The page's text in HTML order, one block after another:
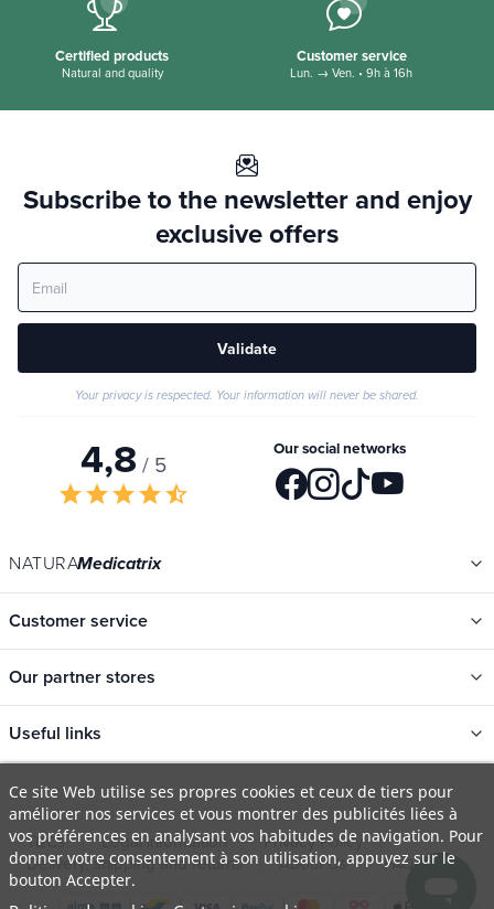
Certified products
Natural and quality
Customer service
Lun. → Ven. • 9h à 16h
Subscribe to the newsletter and enjoy
exclusive offers
Validate
Your privacy is respected. Your information will never be shared.
4,8 / 5
starstarstarstarstar_half
Our social networks
NATURAMedicatrix
Customer service
Our partner stores
Useful links
Categories
New
Promotions
Catalogs
T&Cs Legal information
Privacy Policy
Delivery, shipping and returns
About Us FAQ
Ce site Web utilise ses propres cookies et ceux de tiers pour
améliorer nos services et vous montrer des publicités liées à
vos préférences en analysant vos habitudes de navigation. Pour
donner votre consentement à son utilisation, appuyez sur le
bouton Accepter.